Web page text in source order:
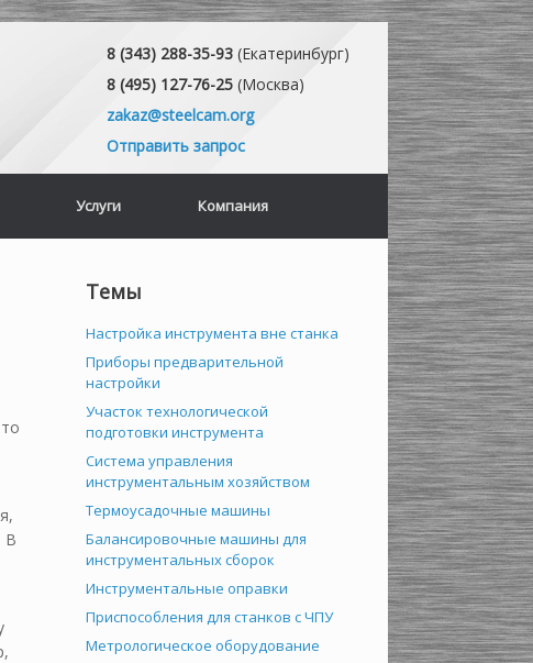
8 (343) 288-35-93 (Екатеринбург)
8 (495) 127-76-25 (Москва)
zakaz@steelcam.org
Отправить запрос
Услуги Компания
В
Темы
Настройка инструмента вне станка
Приборы предварительной
настройки
Участок технологической
подготовки инструмента
Система управления
инструментальным хозяйством
Термоусадочные машины
Балансировочные машины для
инструментальных сборок
Инструментальные оправки
Приспособления для станков с ЧПУ
Метрологическое оборудование